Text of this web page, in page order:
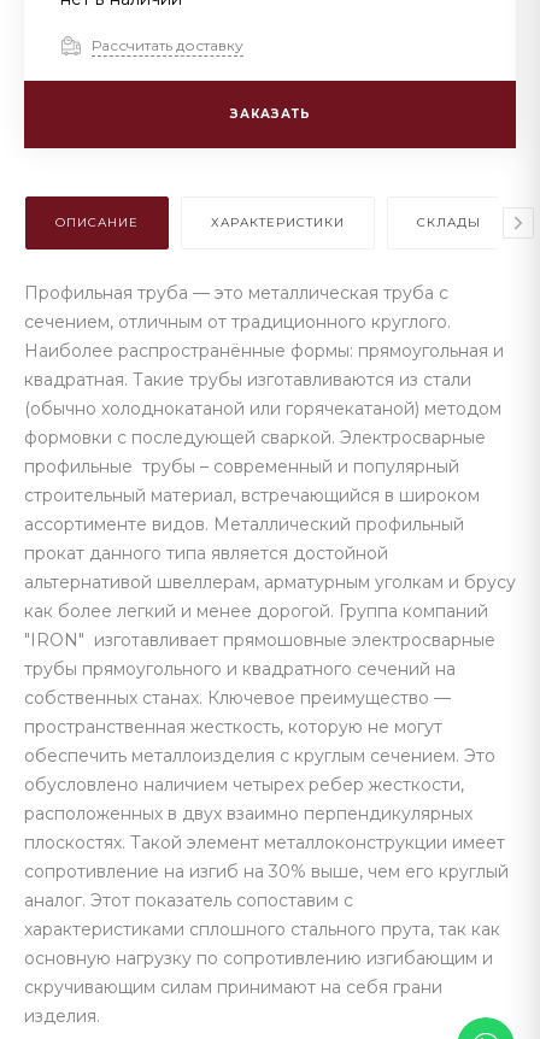
Рассчитать доставку
ЗАКАЗАТЬ
ОПИСАНИЕ ХАРАКТЕРИСТИКИ СКЛАДЫ
Профильная труба — это металлическая труба с
сечением, отличным от традиционного круглого.
Наиболее распространённые формы: прямоугольная и
квадратная. Такие трубы изготавливаются из стали
(обычно холоднокатаной или горячекатаной) методом
формовки с последующей сваркой. Электросварные
профильные трубы – современный и популярный
строительный материал, встречающийся в широком
ассортименте видов. Металлический профильный
прокат данного типа является достойной
альтернативой швеллерам, арматурным уголкам и брусу
как более легкий и менее дорогой. Группа компаний
"IRON" изготавливает прямошовные электросварные
трубы прямоугольного и квадратного сечений на
собственных станах. Ключевое преимущество —
пространственная жесткость, которую не могут
обеспечить металлоизделия с круглым сечением. Это
обусловлено наличием четырех ребер жесткости,
расположенных в двух взаимно перпендикулярных
плоскостях. Такой элемент металлоконструкции имеет
сопротивление на изгиб на 30% выше, чем его круглый
аналог. Этот показатель сопоставим с
характеристиками сплошного стального прута, так как
основную нагрузку по сопротивлению изгибающим и
скручивающим силам принимают на себя грани
изделия.